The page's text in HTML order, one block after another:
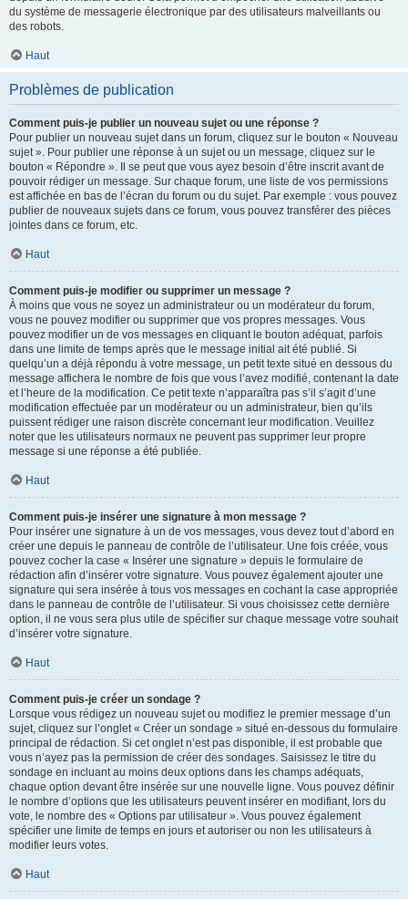
du système de messagerie électronique par des utilisateurs malveillants ou
des robots.
Haut
Problèmes de publication
Comment puis-je publier un nouveau sujet ou une réponse ?
Pour publier un nouveau sujet dans un forum, cliquez sur le bouton « Nouveau
sujet ». Pour publier une réponse à un sujet ou un message, cliquez sur le
bouton « Répondre ». Il se peut que vous ayez besoin d’être inscrit avant de
pouvoir rédiger un message. Sur chaque forum, une liste de vos permissions
est affichée en bas de l’écran du forum ou du sujet. Par exemple : vous pouvez
publier de nouveaux sujets dans ce forum, vous pouvez transférer des pièces
jointes dans ce forum, etc.
Haut
Comment puis-je modifier ou supprimer un message ?
À moins que vous ne soyez un administrateur ou un modérateur du forum,
vous ne pouvez modifier ou supprimer que vos propres messages. Vous
pouvez modifier un de vos messages en cliquant le bouton adéquat, parfois
dans une limite de temps après que le message initial ait été publié. Si
quelqu’un a déjà répondu à votre message, un petit texte situé en dessous du
message affichera le nombre de fois que vous l’avez modifié, contenant la date
et l’heure de la modification. Ce petit texte n’apparaîtra pas s’il s’agit d’une
modification effectuée par un modérateur ou un administrateur, bien qu’ils
puissent rédiger une raison discrète concernant leur modification. Veuillez
noter que les utilisateurs normaux ne peuvent pas supprimer leur propre
message si une réponse a été publiée.
Haut
Comment puis-je insérer une signature à mon message ?
Pour insérer une signature à un de vos messages, vous devez tout d’abord en
créer une depuis le panneau de contrôle de l’utilisateur. Une fois créée, vous
pouvez cocher la case « Insérer une signature » depuis le formulaire de
rédaction afin d’insérer votre signature. Vous pouvez également ajouter une
signature qui sera insérée à tous vos messages en cochant la case appropriée
dans le panneau de contrôle de l’utilisateur. Si vous choisissez cette dernière
option, il ne vous sera plus utile de spécifier sur chaque message votre souhait
d’insérer votre signature.
Haut
Comment puis-je créer un sondage ?
Lorsque vous rédigez un nouveau sujet ou modifiez le premier message d’un
sujet, cliquez sur l’onglet « Créer un sondage » situé en-dessous du formulaire
principal de rédaction. Si cet onglet n’est pas disponible, il est probable que
vous n’ayez pas la permission de créer des sondages. Saisissez le titre du
sondage en incluant au moins deux options dans les champs adéquats,
chaque option devant être insérée sur une nouvelle ligne. Vous pouvez définir
le nombre d’options que les utilisateurs peuvent insérer en modifiant, lors du
vote, le nombre des « Options par utilisateur ». Vous pouvez également
spécifier une limite de temps en jours et autoriser ou non les utilisateurs à
modifier leurs votes.
Haut